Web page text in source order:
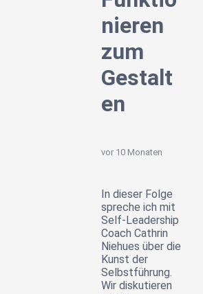
nieren
zum
Gestalt
en
vor 10 Monaten
In dieser Folge
spreche ich mit
Self-Leadership
Coach Cathrin
Niehues über die
Kunst der
Selbstführung.
Wir diskutieren